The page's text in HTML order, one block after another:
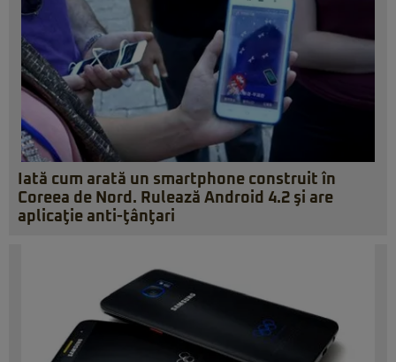
Iată cum arată un smartphone construit în
Coreea de Nord. Rulează Android 4.2 şi are
aplicaţie anti-ţânţari